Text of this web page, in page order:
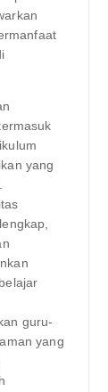
yang
guru-
yang